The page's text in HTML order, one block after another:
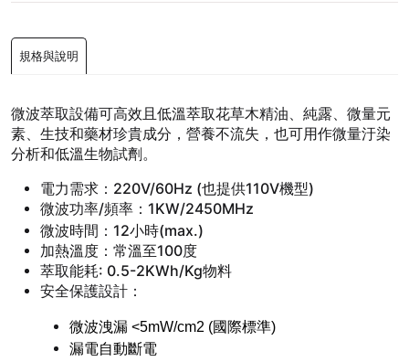
規格與說明
微波萃取設備可高效且低溫萃取花草木精油、純露、微量元
素、生技和藥材珍貴成分，營養不流失，也可用作微量汙染
分析和低溫生物試劑。
電力需求：220V/60Hz (也提供110V機型)
微波功率/頻率：1KW/2450MHz
微波時間：12小時(max.)
加熱溫度：常溫至100度
萃取能耗: 0.5-2KWh/Kg物料
安全保護設計：
微波洩漏 <5mW/cm2 (國際標準)
漏電自動斷電